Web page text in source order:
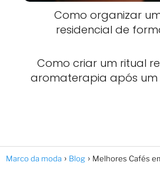
Como organizar
residencial de
Como criar um ritual
aromaterapia após
Marco da moda Blog Melhores Cafés